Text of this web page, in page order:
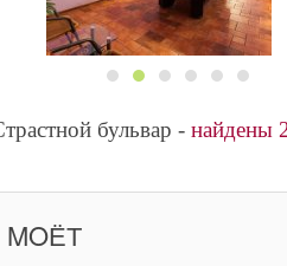
бульвар - найдены
MOЁТ